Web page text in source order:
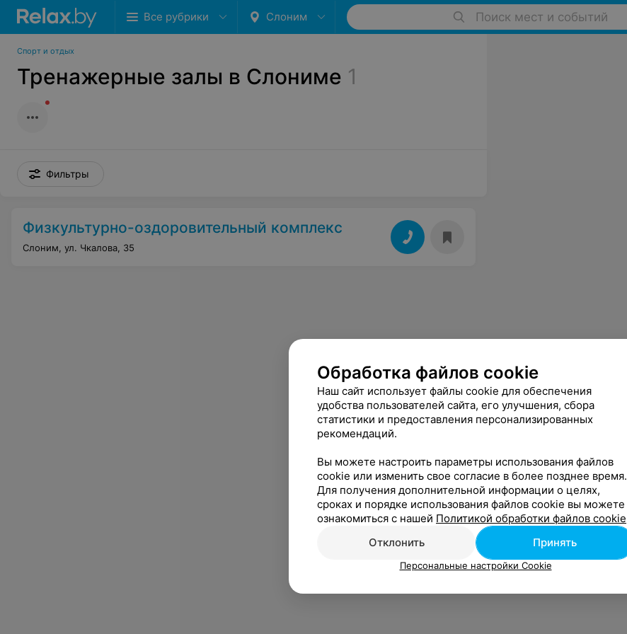
Все рубрики Слоним Поиск мест и событий
Спорт и отдых
Тренажерные залы в Слониме 1
Фильтры
Физкультурно-оздоровительный комплекс
Слоним, ул. Чкалова, 35
Обработка файлов cookie
Наш сайт использует файлы cookie для обеспечения
удобства пользователей сайта, его улучшения, сбора
статистики и предоставления персонализированных
рекомендаций.
Вы можете настроить параметры использования файлов
cookie или изменить свое согласие в более позднее время.
Для получения дополнительной информации о целях,
сроках и порядке использования файлов cookie вы можете
ознакомиться с нашей Политикой обработки файлов cookie
Отклонить
Принять
Персональные настройки Cookie